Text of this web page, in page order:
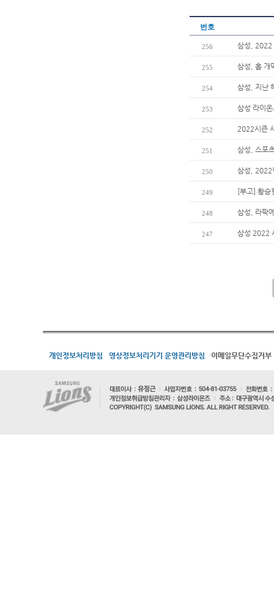
번호
256 삼성, 2022
255 삼성, 홈 개
254 삼성, 지난
253 삼성 라이
252 2022시즌
251 삼성, 스포
250 삼성, 2022
249 [부고] 황승
248 삼성, 라팍
247 삼성 2022
개인정보처리방침 영상정보처리기기 운영관리방침 이메일무단수집거부